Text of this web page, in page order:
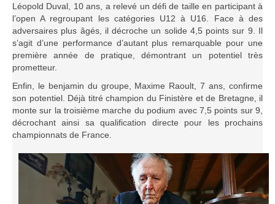
Léopold Duval, 10 ans, a relevé un défi de taille en participant à
l’open A regroupant les catégories U12 à U16. Face à des
adversaires plus âgés, il décroche un solide 4,5 points sur 9. Il
s’agit d’une performance d’autant plus remarquable pour une
première année de pratique, démontrant un potentiel très
prometteur.
Enfin, le benjamin du groupe, Maxime Raoult, 7 ans, confirme
son potentiel. Déjà titré champion du Finistère et de Bretagne, il
monte sur la troisième marche du podium avec 7,5 points sur 9,
décrochant ainsi sa qualification directe pour les prochains
championnats de France.